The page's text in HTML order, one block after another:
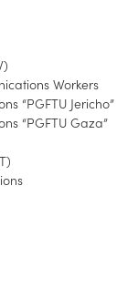
Workers
“PGFTU Jericho”
“PGFTU Gaza”